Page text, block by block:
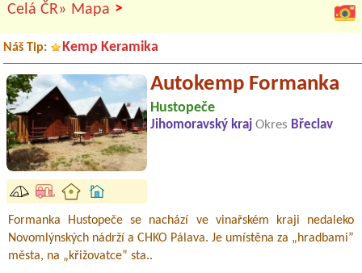
Celá ČR» Mapa >
Náš Tip: Kemp Keramika
Autokemp Formanka
Hustopeče
Jihomoravský kraj Okres Břeclav
Formanka Hustopeče se nachází ve vinařském kraji nedaleko
Novomlýnských nádrží a CHKO Pálava. Je umístěna za „hradbami”
města, na „křižovatce” sta..